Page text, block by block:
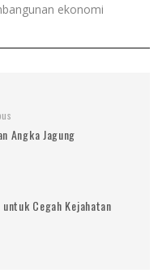
ekonomi
Angka Jagung
Cegah Kejahatan